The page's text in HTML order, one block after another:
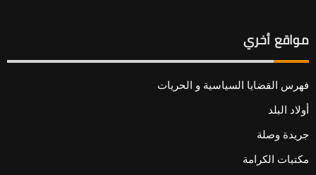
مواقع أخري
فهرس القضايا السياسية و الحريات
أولاد البلد
جريدة وصلة
مكتبات الكرامة